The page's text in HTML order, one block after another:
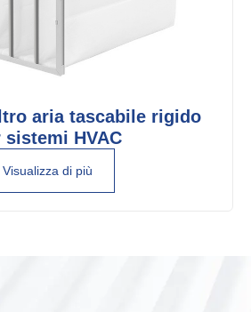
aria tascabile rigido
sistemi HVAC
Visualizza di più